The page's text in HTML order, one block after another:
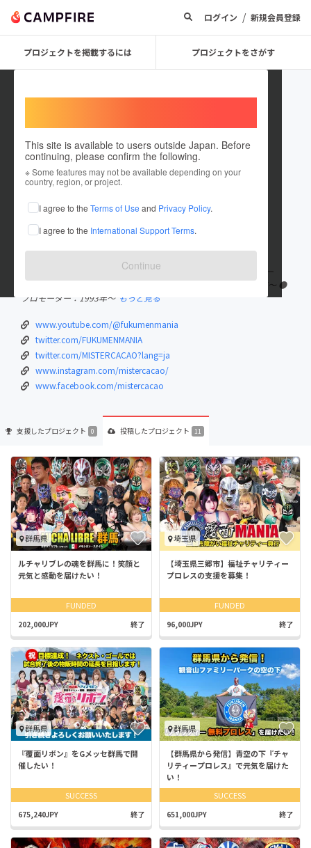
ログイン / 新規会員登録
プロジェクトを掲載するには プロジェクトをさがす
This site is available to users outside Japan. Before
continuing, please confirm the following.
※ Some features may not be available depending on your
country, region, or project.
I agree to the Terms of Use and Privacy Policy.
I agree to the International Support Terms.
Continue
ミステル・カカオ
これまでに11件のプロジェクトを投稿しています
在住国：日本 現在地：群馬県
出身国：日本 出身地：京都府
MISTER CACAO（ミステル・カカオ） ●プロレスラー（ルチャドー
ル）：2000年〜（CMLL、覆面MANIA等） ●マスク職人：1992年〜 ●
プロモーター：1993年〜 もっと見る
www.youtube.com/@fukumenmania
twitter.com/FUKUMENMANIA
twitter.com/MISTERCACAO?lang=ja
www.instagram.com/mistercacao/
www.facebook.com/mistercacao
支援したプロジェクト 0 投稿したプロジェクト 11
群馬県
ルチャリブレの魂を群馬に！笑顔と
元気と感動を届けたい！
FUNDED
202,000JPY 終了
埼玉県
【埼玉県三郷市】福祉チャリティー
プロレスの支援を募集！
FUNDED
96,000JPY 終了
群馬県
『覆面リボン』をGメッセ群馬で開
催したい！
SUCCESS
675,240JPY 終了
群馬県
【群馬県から発信】青空の下『チャ
リティープロレス』で元気を届けた
い！
SUCCESS
651,000JPY 終了